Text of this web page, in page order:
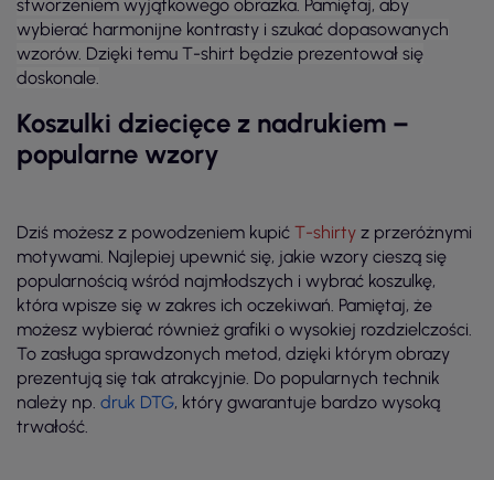
stworzeniem wyjątkowego obrazka. Pamiętaj, aby
wybierać harmonijne kontrasty i szukać dopasowanych
wzorów. Dzięki temu T-shirt będzie prezentował się
doskonale.
Koszulki dziecięce z nadrukiem –
popularne wzory
Dziś możesz z powodzeniem kupić T-shirty z przeróżnymi
motywami. Najlepiej upewnić się, jakie wzory cieszą się
popularnością wśród najmłodszych i wybrać koszulkę,
która wpisze się w zakres ich oczekiwań. Pamiętaj, że
możesz wybierać również grafiki o wysokiej rozdzielczości.
To zasługa sprawdzonych metod, dzięki którym obrazy
prezentują się tak atrakcyjnie. Do popularnych technik
należy np. druk DTG, który gwarantuje bardzo wysoką
trwałość.